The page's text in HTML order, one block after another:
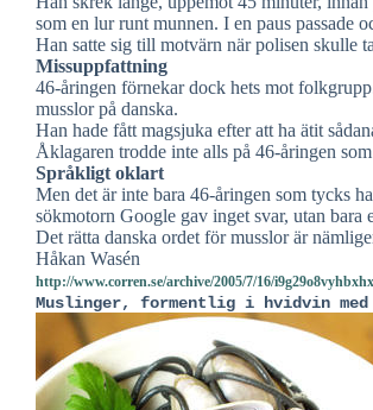
som en lur runt munnen. I en paus passade
Han satte sig till motvärn när polisen skulle
Missuppfattning
46-åringen förnekar dock hets mot
musslor på danska.
Han hade fått magsjuka efter att ha ätit
Åklagaren trodde inte alls på 46-åringen
Språkligt oklart
Men det är inte bara 46-åringen som tycks
sökmotorn Google gav inget svar, utan bara
Det rätta danska ordet för musslor är
Håkan Wasén
http://www.corren.se/archive/2005/7/16/
Muslinger, formentlig i hvidvin